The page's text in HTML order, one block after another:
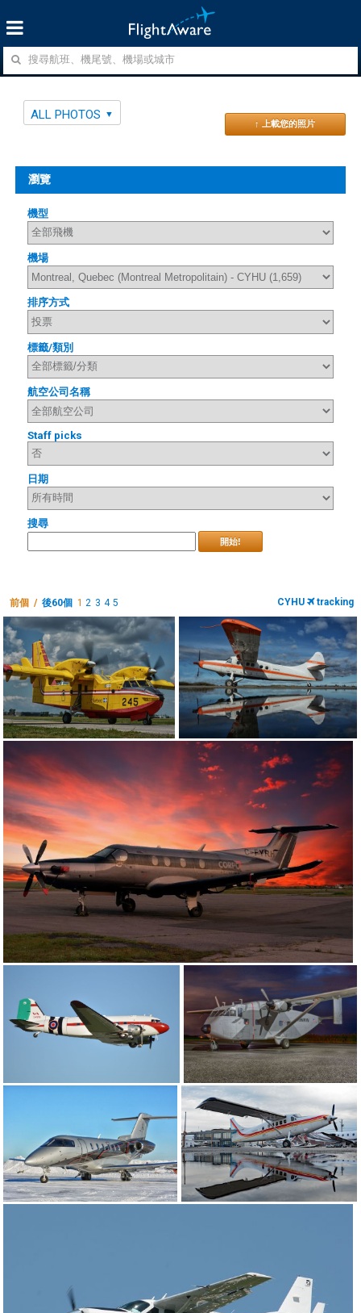
ALL PHOTOS
↑ 上載您的照片
瀏覽
機型
機場
排序方式
標籤/類別
航空公司名稱
Staff picks
日期
搜尋
開始!
前個 /後60個 1 2 3 4 5 CYHU tracking